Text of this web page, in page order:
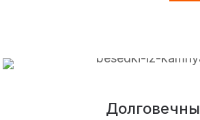
Долговечны